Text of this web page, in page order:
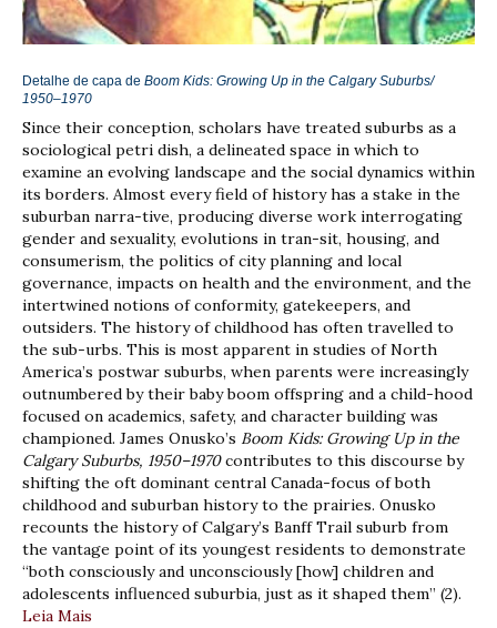
Detalhe de capa de Boom Kids: Growing Up in the Calgary Suburbs/
1950–1970
Since their conception, scholars have treated suburbs as a
sociological petri dish, a delineated space in which to
examine an evolving landscape and the social dynamics within
its borders. Almost every field of history has a stake in the
suburban narra-tive, producing diverse work interrogating
gender and sexuality, evolutions in tran-sit, housing, and
consumerism, the politics of city planning and local
governance, impacts on health and the environment, and the
intertwined notions of conformity, gatekeepers, and
outsiders. The history of childhood has often travelled to
the sub-urbs. This is most apparent in studies of North
America’s postwar suburbs, when parents were increasingly
outnumbered by their baby boom offspring and a child-hood
focused on academics, safety, and character building was
championed. James Onusko’s Boom Kids: Growing Up in the
Calgary Suburbs, 1950–1970contributes to this discourse by
shifting the oft dominant central Canada-focus of both
childhood and suburban history to the prairies. Onusko
recounts the history of Calgary’s Banff Trail suburb from
the vantage point of its youngest residents to demonstrate
“both consciously and unconsciously [how] children and
adolescents influenced suburbia, just as it shaped them” (2).
Leia Mais